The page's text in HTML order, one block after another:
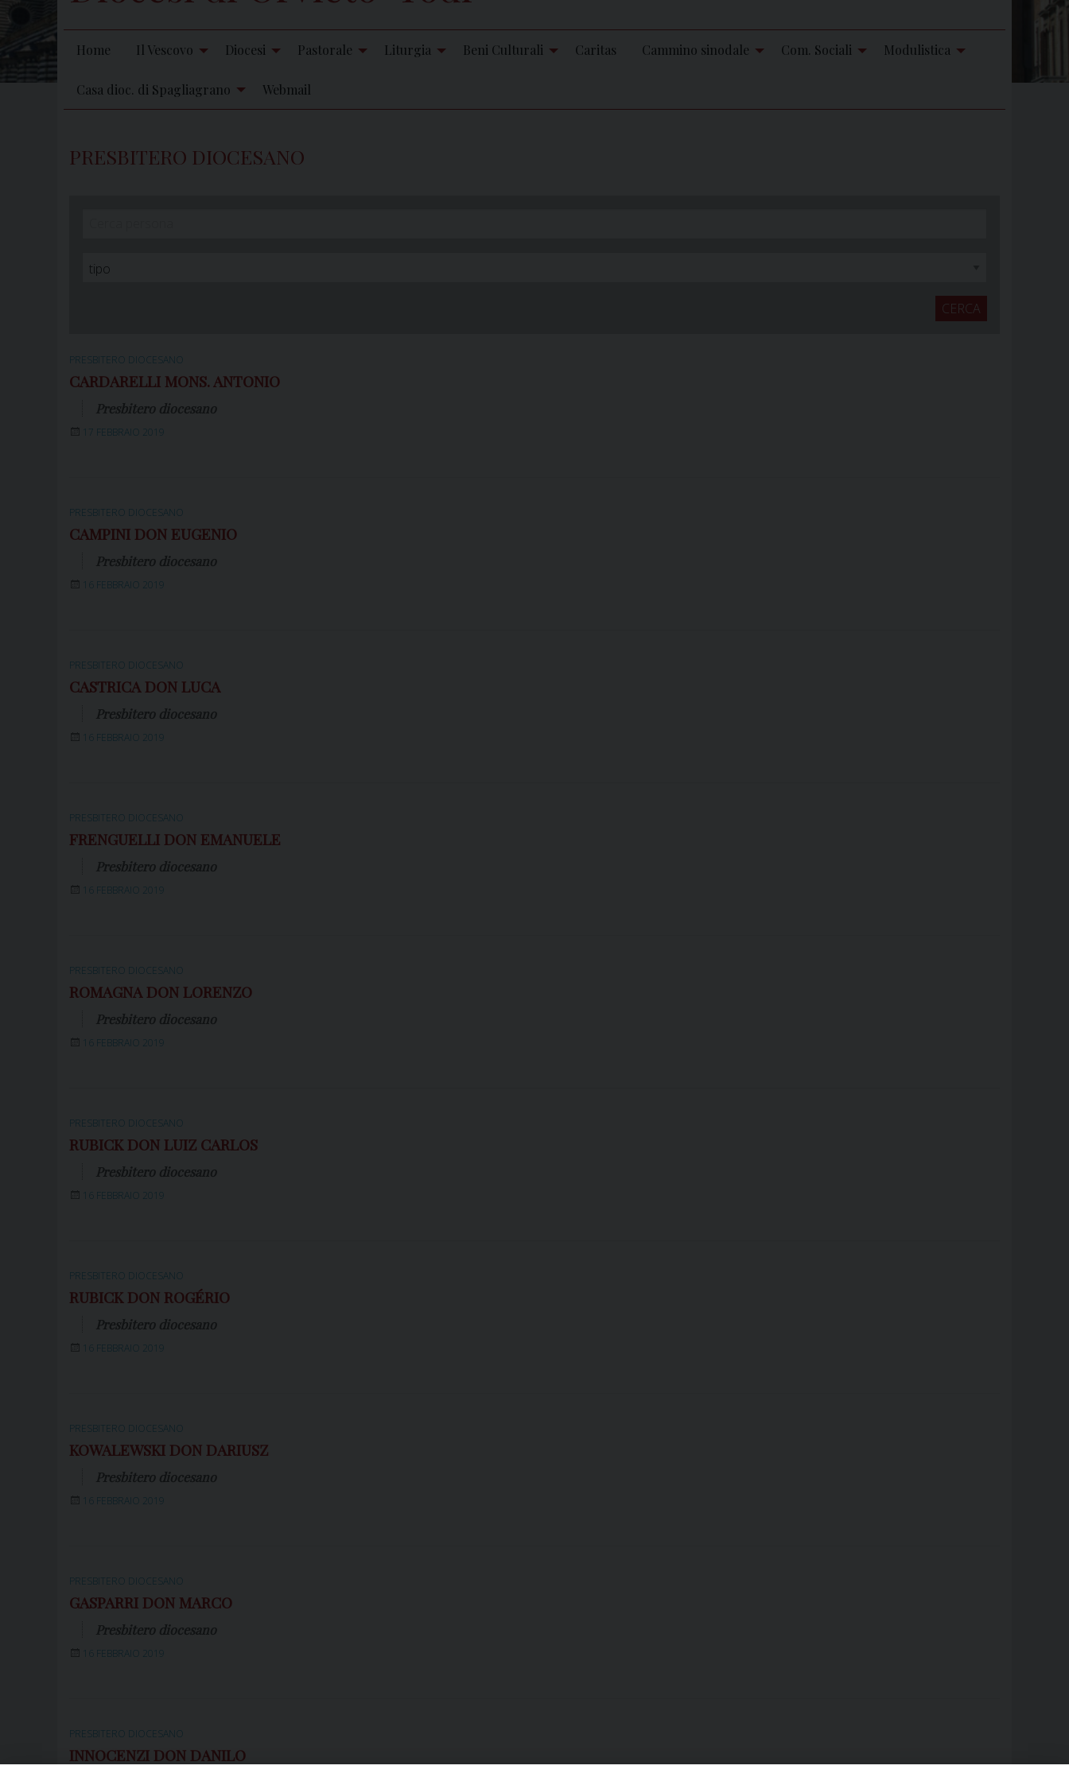
Home Il Vescovo Diocesi Pastorale Liturgia Beni Culturali Caritas Cammino sinodale Com. Sociali Modulistica
Casa dioc. di Spagliagrano Webmail
PRESBITERO DIOCESANO
CERCA
PRESBITERO DIOCESANO
CARDARELLI MONS. ANTONIO
Presbitero diocesano
17 FEBBRAIO 2019
PRESBITERO DIOCESANO
CAMPINI DON EUGENIO
Presbitero diocesano
16 FEBBRAIO 2019
PRESBITERO DIOCESANO
CASTRICA DON LUCA
Presbitero diocesano
16 FEBBRAIO 2019
PRESBITERO DIOCESANO
FRENGUELLI DON EMANUELE
Presbitero diocesano
16 FEBBRAIO 2019
PRESBITERO DIOCESANO
ROMAGNA DON LORENZO
Presbitero diocesano
16 FEBBRAIO 2019
PRESBITERO DIOCESANO
RUBICK DON LUIZ CARLOS
Presbitero diocesano
16 FEBBRAIO 2019
PRESBITERO DIOCESANO
RUBICK DON ROGÉRIO
Presbitero diocesano
16 FEBBRAIO 2019
PRESBITERO DIOCESANO
KOWALEWSKI DON DARIUSZ
Presbitero diocesano
16 FEBBRAIO 2019
PRESBITERO DIOCESANO
GASPARRI DON MARCO
Presbitero diocesano
16 FEBBRAIO 2019
PRESBITERO DIOCESANO
INNOCENZI DON DANILO